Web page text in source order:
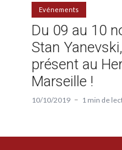
Evénements
Du 09 au 10
Stan
présent au
Marseille !
10/10/2019 1 min de